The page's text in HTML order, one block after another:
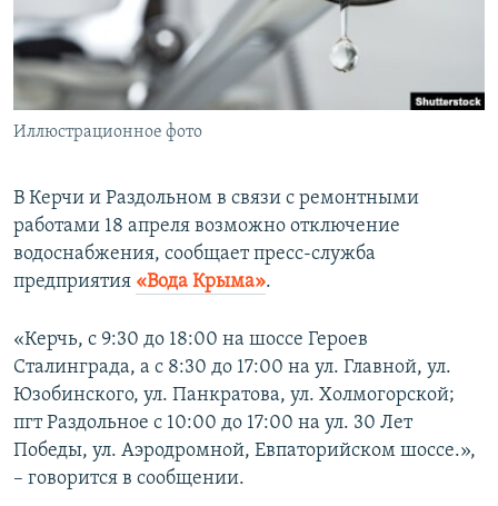
ПОБЕДИТЕЛЕЙ НЕ СУДЯТ?
КРЫМ.НЕПОКОРЕННЫЙ
УКРАИНСКАЯ ПРОБЛЕМА КРЫМА
ПРИСОЕДИНЯЙТЕСЬ!
Иллюстрационное фото
В Керчи и Раздольном в связи с ремонтными
работами 18 апреля возможно отключение
водоснабжения, сообщает пресс-служба
предприятия «Вода Крыма».
«Керчь, с 9:30 до 18:00 на шоссе Героев
Сталинграда, а с 8:30 до 17:00 на ул. Главной, ул.
Юзобинского, ул. Панкратова, ул. Холмогорской;
пгт Раздольное с 10:00 до 17:00 на ул. 30 Лет
Победы, ул. Аэродромной, Евпаторийском шоссе.»,
– говорится в сообщении.